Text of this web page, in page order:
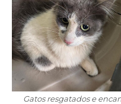
Gatos resgatados e